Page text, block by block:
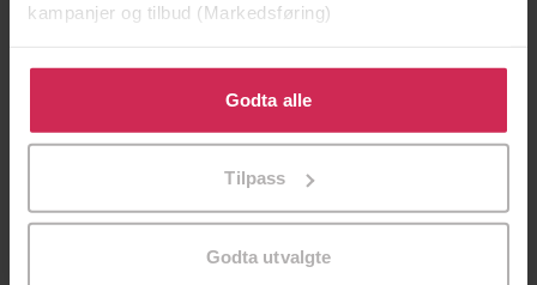
kampanjer og tilbud (Markedsføring)
Klikk på «Godta alle» for å gi oss ditt samtykke til å
bruke cookies for alle disse formålene. Du kan også
tilpasse ditt samtykke til spesifikke formål ved å klikke
Godta alle
Tilpass
Godta utvalgte
249,-
Erlend Loe
249,-
Erlend Loe